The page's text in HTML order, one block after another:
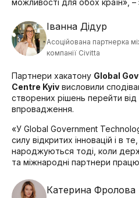
Іванна Дідур
Асоційована партнерка
компанії Civitta
Партнери хакатону Global
Centre Kyiv висловили
створених рішень перейти від
впровадження.
«У Global Government
силу відкритих інновацій і в
народжуються тоді, коли
та міжнародні партнери
Катерина Фролова